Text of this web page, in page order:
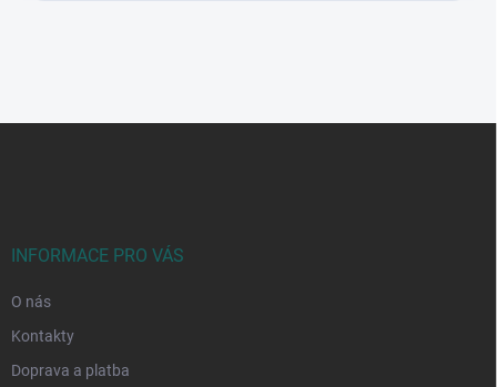
INFORMACE PRO VÁS
O nás
Kontakty
Doprava a platba